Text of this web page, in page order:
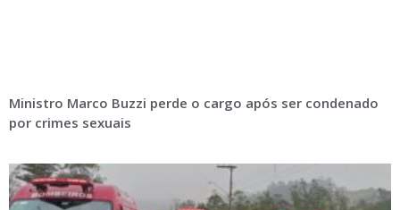
Ministro Marco Buzzi perde o cargo após ser condenado
por crimes sexuais